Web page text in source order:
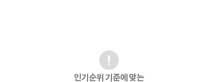
인기순위 기준에 맞는